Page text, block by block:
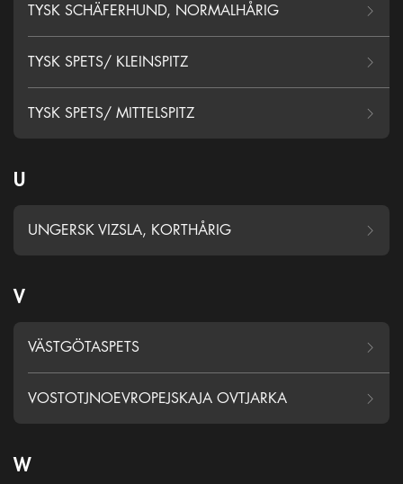
TYSK SCHÄFERHUND, NORMALHÅRIG
TYSK SPETS/ KLEINSPITZ
TYSK SPETS/ MITTELSPITZ
U
UNGERSK VIZSLA, KORTHÅRIG
V
VÄSTGÖTASPETS
VOSTOTJNOEVROPEJSKAJA OVTJARKA
W